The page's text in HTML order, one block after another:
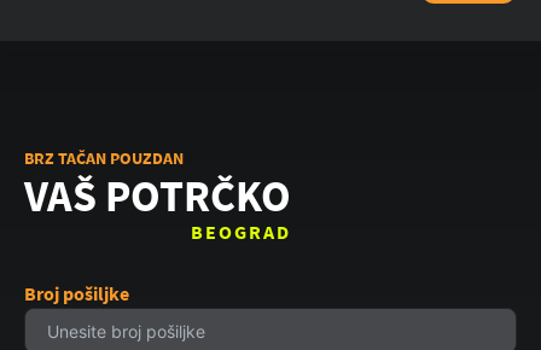
BRZ TAČAN POUZDAN
VAŠ POTRČKO
BEOGRAD
Broj pošiljke